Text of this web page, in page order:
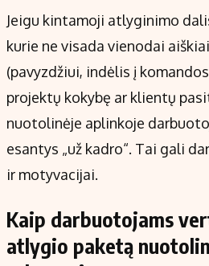
Jeigu kintamoji atlyginimo
kurie ne visada vienodai
(pavyzdžiui, indėlis į
projektų kokybę ar klientų
nuotolinėje aplinkoje
esantys „už kadro“. Tai gali
ir motyvacijai.
Kaip darbuotojams
atlygio paketą